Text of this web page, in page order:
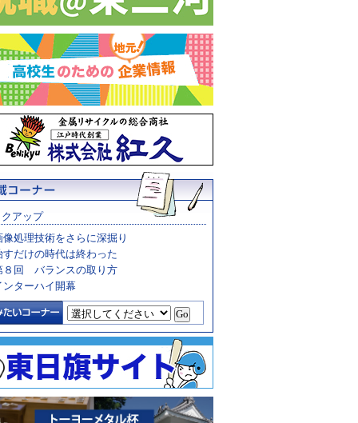
アップ
像処理技術をさらに深掘り
すだけの時代は終わった
８回 バランスの取り方
ンターハイ開幕